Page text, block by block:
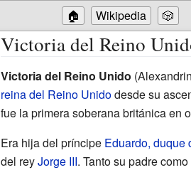
🏠 Wikipedia 🎲
Victoria del Reino
Victoria del Reino Unido
reina del Reino Unidodesde su
fue la primera soberana británica en
Era hija del príncipe Eduardo, duque
del reyJorge III. Tanto su padre